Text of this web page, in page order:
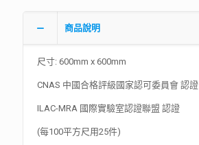
商品說明
尺寸: 600mm x 600mm
CNAS 中國合格評級國家認可委員會 認證
ILAC-MRA 國際實驗室認證聯盟 認證
(每100平方尺用25件)